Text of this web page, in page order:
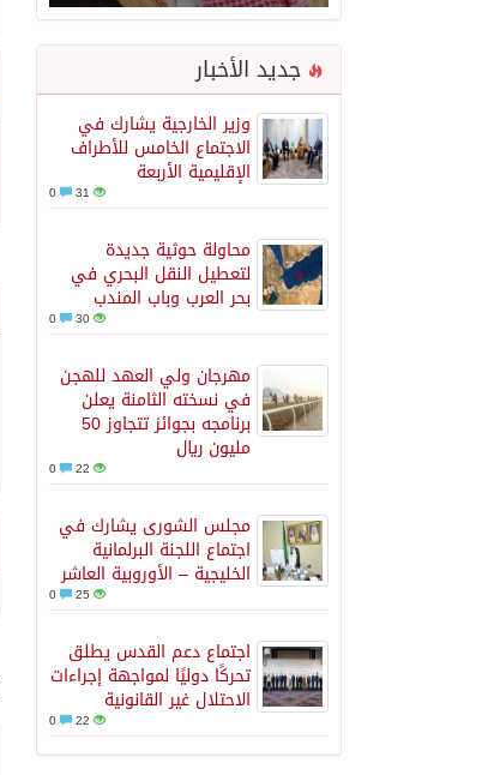
جديد الأخبار
وزير الخارجية يشارك في
الاجتماع الخامس للأطراف
الإقليمية الأربعة
31
محاولة حوثية جديدة
لتعطيل النقل البحري في
بحر العرب وباب المندب
30
مهرجان ولي العهد للهجن
في نسخته الثامنة يعلن
برنامجه بجوائز تتجاوز 50
مليون ريال
22
مجلس الشورى يشارك في
اجتماع اللجنة البرلمانية
الخليجية – الأوروبية العاشر
25
اجتماع دعم القدس يطلق
تحركًا دوليًا لمواجهة إجراءات
الاحتلال غير القانونية
22